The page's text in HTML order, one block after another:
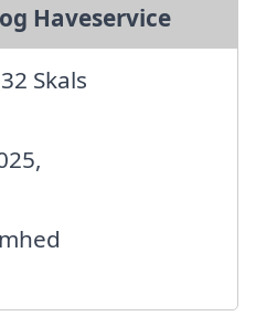
Haveservice
Skals